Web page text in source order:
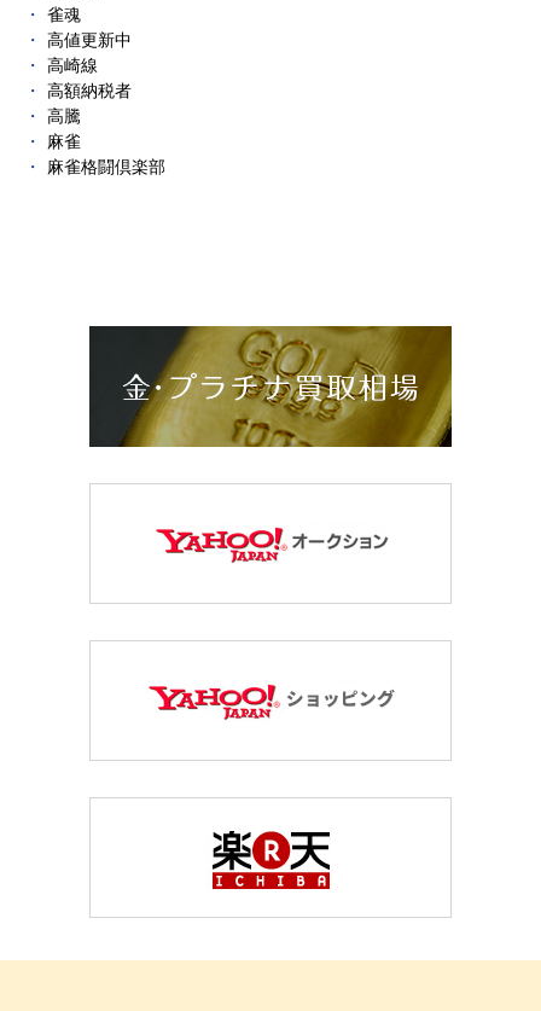
雀魂
高値更新中
高崎線
高額納税者
高騰
麻雀
麻雀格闘倶楽部